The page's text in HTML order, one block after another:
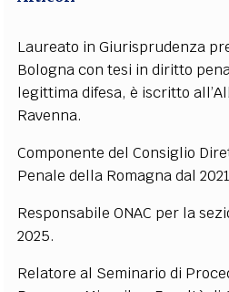
CODICI RUBRICHE LIBRI
Laureato in Giurisprudenza
Bologna con tesi in diritto
legittima difesa, è iscritto
Ravenna.
Componente del Consiglio
Penale della Romagna dal
Responsabile ONAC per la
2025.
Relatore al Seminario di